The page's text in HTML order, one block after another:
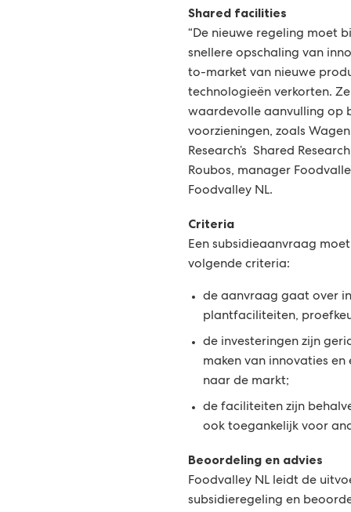
Shared facilities
“De nieuwe regeling moet
snellere opschaling van
to-market van nieuwe
technologieën verkorten.
waardevolle aanvulling op
voorzieningen, zoals
Research’s Shared
Roubos, manager
Foodvalley NL.
Criteria
Een subsidieaanvraag
volgende criteria:
de aanvraag gaat over
plantfaciliteiten,
de investeringen zijn
maken van innovaties
naar de markt;
de faciliteiten zijn
ook toegankelijk voor
Beoordeling en advies
Foodvalley NL leidt de
subsidieregeling en